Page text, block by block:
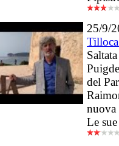
25/9/
del
nuova
Le